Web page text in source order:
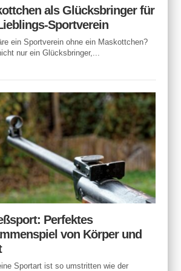
als Glücksbringer für
Sportverein
ein Sportverein ohne ein Maskottchen?
nur ein Glücksbringer,...
Perfektes
von Körper und
Sportart ist so umstritten wie der